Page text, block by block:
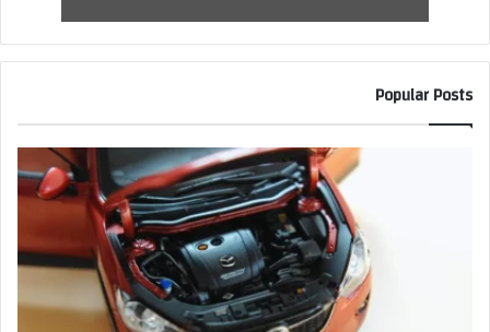
Popular Posts